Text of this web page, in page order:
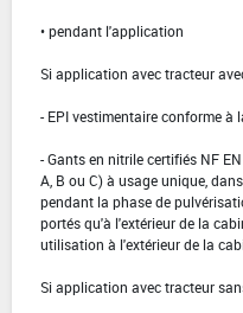
• pendant l'application
Si application avec tracteur
- EPI vestimentaire conforme à
- Gants en nitrile certifiés NF
A, B ou C) à usage unique,
pendant la phase de
portés qu'à l'extérieur de la
utilisation à l'extérieur de la
Si application avec tracteur